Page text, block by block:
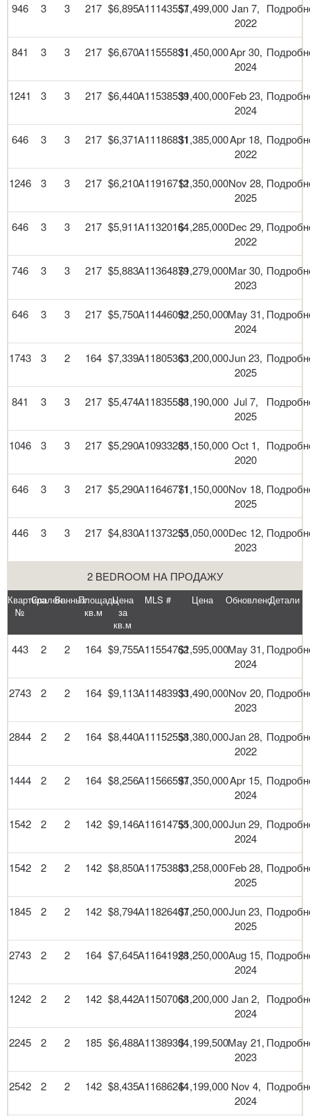
946 3 3 217 $6,895A11143557$1,499,000 Jan 7,
2022
841 3 3 217 $6,670A11555831$1,450,000Apr 30,
2024
1241 3 3 217 $6,440A11538539$1,400,000Feb 23,
2024
646 3 3 217 $6,371A11186831$1,385,000Apr 18,
2022
1246 3 3 217 $6,210A11916712$1,350,000Nov 28,
2025
646 3 3 217 $5,911A11320164$1,285,000Dec 29,
2022
746 3 3 217 $5,883A11364879$1,279,000Mar 30,
2023
646 3 3 217 $5,750A11446092$1,250,000May 31,
2024
1743 3 2 164 $7,339A11805363$1,200,000Jun 23,
2025
841 3 3 217 $5,474A11835588$1,190,000 Jul 7,
2025
1046 3 3 217 $5,290A10933285$1,150,000 Oct 1,
2020
646 3 3 217 $5,290A11646771$1,150,000Nov 18,
2025
446 3 3 217 $4,830A11373255$1,050,000Dec 12,
2023
2 BEDROOM НА ПРОДАЖУ
Квартира
№
СпаленВанныхПлощадь
кв.м
Цена
за
кв.м
MLS # Цена ОбновленоДетали
443 2 2 164 $9,755A11554762$1,595,000May 31,
2024
2743 2 2 164 $9,113A11483933$1,490,000Nov 20,
2023
2844 2 2 164 $8,440A11152558$1,380,000Jan 28,
2022
1444 2 2 164 $8,256A11566597$1,350,000Apr 15,
2024
1542 2 2 142 $9,146A11614755$1,300,000Jun 29,
2024
1542 2 2 142 $8,850A11753883$1,258,000Feb 28,
2025
1845 2 2 142 $8,794A11826407$1,250,000Jun 23,
2025
2743 2 2 164 $7,645A11641928$1,250,000Aug 15,
2024
1242 2 2 142 $8,442A11507068$1,200,000 Jan 2,
2024
2245 2 2 185 $6,488A11389304$1,199,500May 21,
2023
2542 2 2 142 $8,435A11686244$1,199,000 Nov 4,
2024